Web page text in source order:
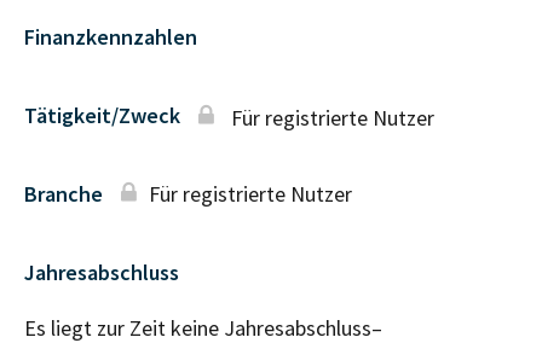
Finanzkennzahlen
Tätigkeit/Zweck Für registrierte Nutzer
Branche Für registrierte Nutzer
Jahresabschluss
Es liegt zur Zeit keine Jahresabschluss–